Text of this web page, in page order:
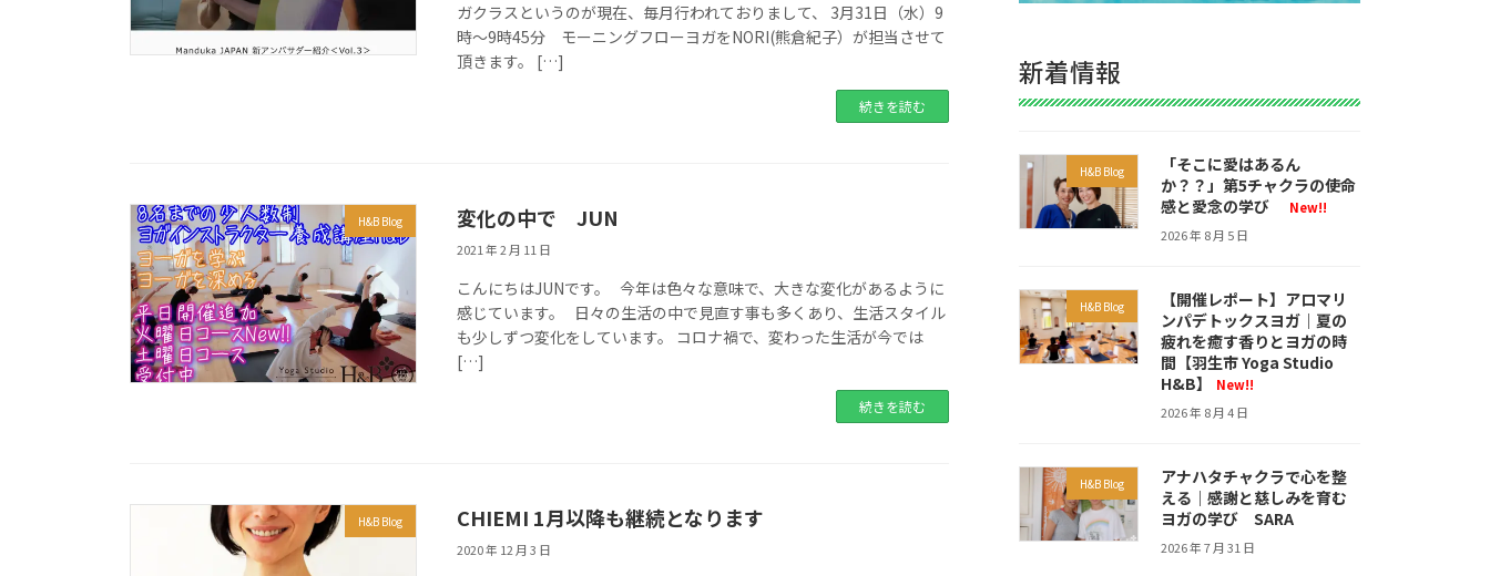
ガクラスというのが現在、毎月行われておりまして、 3月31日（水）9
時〜9時45分 モーニングフローヨガをNORI(熊倉紀子）が担当させて
頂きます。 […]
続きを読む
H&B Blog 変化の中で JUN
2021 年 2 月 11 日
こんにちはJUNです。 今年は色々な意味で、大きな変化があるように
感じています。 日々の生活の中で見直す事も多くあり、生活スタイル
も少しずつ変化をしています。 コロナ禍で、変わった生活が今では
[…]
続きを読む
H&B Blog CHIEMI 1月以降も継続となります
2020 年 12 月 3 日
新着情報
H&B Blog
「そこに愛はあるん
か？？」第5チャクラの使命
感と愛念の学び
New!!
2026 年 8 月 5 日
H&B Blog
【開催レポート】アロマリ
ンパデトックスヨガ｜夏の
疲れを癒す香りとヨガの時
間【羽生市 Yoga Studio
H&B】
New!!
2026 年 8 月 4 日
H&B Blog
アナハタチャクラで心を整
える｜感謝と慈しみを育む
ヨガの学び SARA
2026 年 7 月 31 日